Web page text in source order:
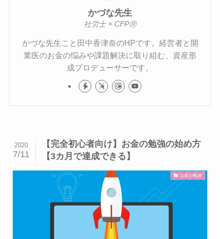
かづな先生
社労士 × CFPⓇ
かづな先生こと田中香津奈のHPです。経営者と開
業医のお金の悩みや課題解決に取り組む、資産形
成プロデューサーです。
【完全初心者向け】お金の勉強の始め方
【3カ月で達成できる】
2020
7/11
お金の勉強